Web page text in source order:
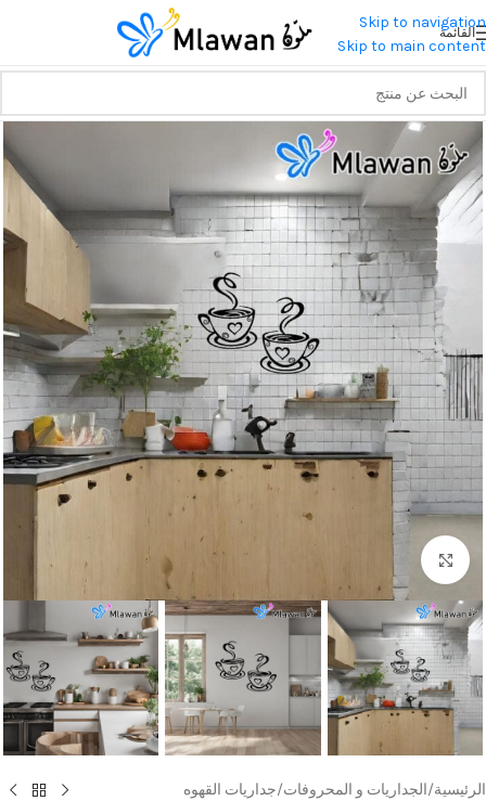
Skip to navigation
Skip to main content
القائمة
Click to enlarge
الرئيسية/الجداريات و المحروفات/جداريات القهوه